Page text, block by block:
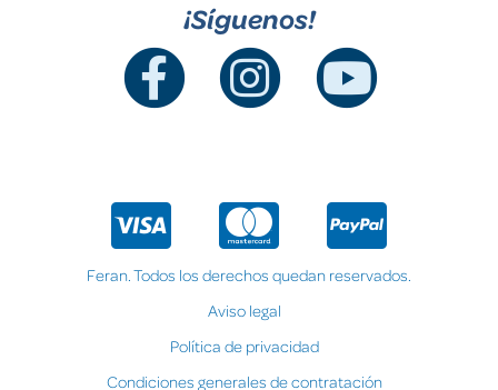
¡Síguenos!
Feran. Todos los derechos quedan reservados.
Aviso legal
Política de privacidad
Condiciones generales de contratación